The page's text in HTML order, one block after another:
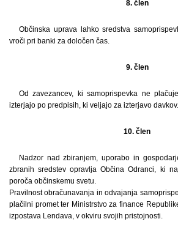
8. člen
Občinska uprava lahko sredstva
vroči pri banki za določen čas.
9. člen
Od zavezancev, ki samoprispevka ne
izterjajo po predpisih, ki veljajo za izterjavo davkov.
10. člen
Nadzor nad zbiranjem, uporabo in
zbranih sredstev opravlja Občina Odranci, ki
poroča občinskemu svetu.
Pravilnost obračunavanja in odvajanja
plačilni promet ter Ministrstvo za finance
izpostava Lendava, v okviru svojih pristojnosti.